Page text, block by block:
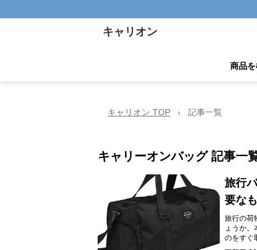
キャリオン
商品
キャリオン TOP › 記事一覧
キャリーオンバッグ記事一
旅行
要な
旅行の荷
ょうか。
のをすぐ
納バッグ